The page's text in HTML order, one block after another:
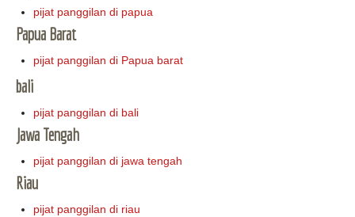
pijat panggilan di papua
Papua Barat
pijat panggilan di Papua barat
bali
pijat panggilan di bali
Jawa Tengah
pijat panggilan di jawa tengah
Riau
pijat panggilan di riau